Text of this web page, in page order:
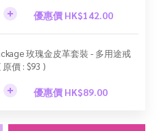
優惠價 HK$142.00
玫瑰金皮革套裝 - 多用途戒
價 : $93 )
優惠價 HK$89.00